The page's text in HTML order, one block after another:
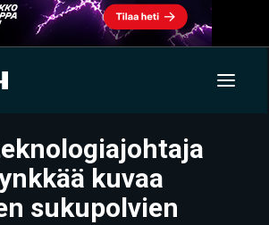
kuvaa
sukupolvien